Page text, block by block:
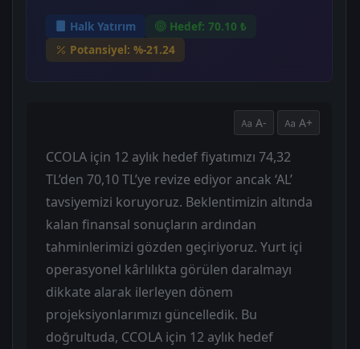
Halk Yatırım
Hedef: 70.10 ₺
Potansiyel: %-21.24
A- A+
CCOLA için 12 aylık hedef fiyatımızı 74,32
TL’den 70,10 TL’ye revize ediyor ancak ‘AL’
tavsiyemizi koruyoruz. Beklentimizin altında
kalan finansal sonuçların ardından
tahminlerimizi gözden geçiriyoruz. Yurt içi
operasyonel kârlılıkta görülen daralmayı
dikkate alarak ilerleyen dönem
projeksiyonlarımızı güncelledik. Bu
doğrultuda, CCOLA için 12 aylık hedef